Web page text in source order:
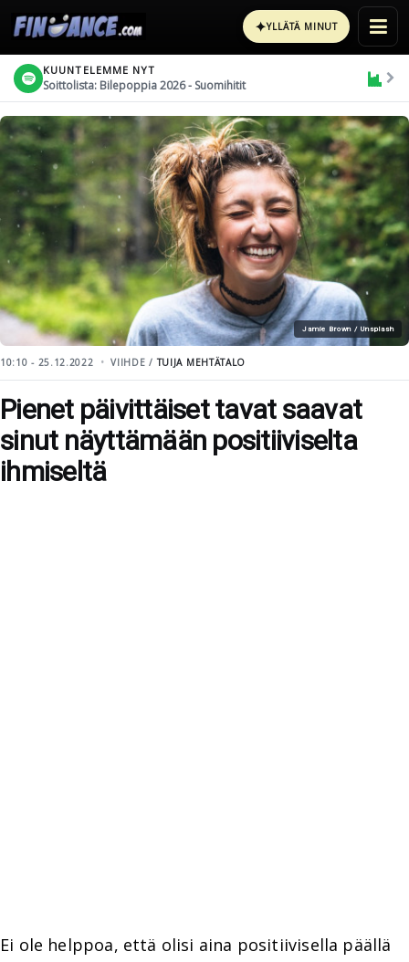
✦YLLÄTÄ MINUT
KUUNTELEMME NYT
Soittolista: Bilepoppia 2026 - Suomihitit
Jamie Brown / Unsplash
10:10 - 25.12.2022 VIIHDE /TUIJA MEHTÄTALO
Pienet päivittäiset tavat saavat
sinut näyttämään positiiviselta
ihmiseltä
Ei ole helppoa, että olisi aina positiivisella päällä